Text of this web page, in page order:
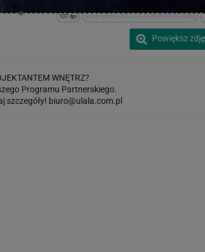
x:0cm y:0cm | (0,12) (7977,4176) (7977,4188)
107 dpi
Powiększ
WNĘTRZ?
Programu Partnerskiego.
szczegóły! biuro@ulala.com.pl